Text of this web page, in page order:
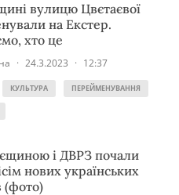
вулицю Цвєтаєвої
на Екстер.
хто це
· 24.3.2023 · 12:37
КУЛЬТУРА ПЕРЕЙМЕНУВАННЯ
і ДВРЗ почали
нових українських
(фото)